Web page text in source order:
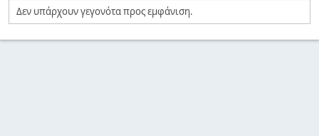
Δεν υπάρχουν γεγονότα προς εμφάνιση.